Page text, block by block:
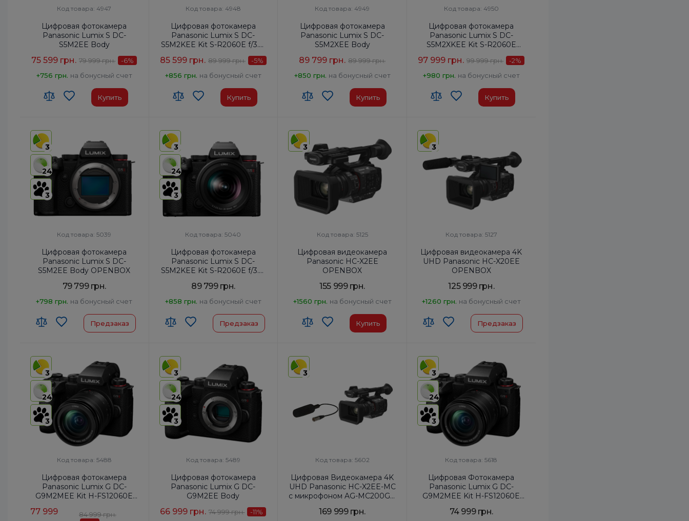
Код товара: 4947
Цифровая фотокамера
Panasonic Lumix S DC-
S5M2EE Body
75 599 грн. 79 999 грн. -6%
+756 грн. на бонусный счет
Купить
Код товара: 4948
Цифровая фотокамера
Panasonic Lumix S DC-
S5M2KEE Kit S-R2060E f/3.5-
85 599 грн. 89 999 грн. -5%
+856 грн. на бонусный счет
Купить
Код товара: 4949
Цифровая фотокамера
Panasonic Lumix S DC-
S5M2XEE Body
89 799 грн. 89 999 грн.
+850 грн. на бонусный счет
Купить
Код товара: 4950
Цифровая фотокамера
Panasonic Lumix S DC-
S5M2XKEE Kit S-R2060E
97 999 грн. 99 999 грн. -2%
+980 грн. на бонусный счет
Купить
3
24
3
Код товара: 5039
Цифровая фотокамера
Panasonic Lumix S DC-
S5M2EE Body OPENBOX
79 799 грн.
+798 грн. на бонусный счет
Предзаказ
3
24
3
Код товара: 5040
Цифровая фотокамера
Panasonic Lumix S DC-
S5M2KEE Kit S-R2060E f/3.5-
89 799 грн.
+858 грн. на бонусный счет
Предзаказ
3
Код товара: 5125
Цифровая видеокамера
Panasonic HC-X2EE
OPENBOX
155 999 грн.
+1560 грн. на бонусный счет
Купить
3
Код товара: 5127
Цифровая видеокамера 4K
UHD Panasonic HC-X20EE
OPENBOX
125 999 грн.
+1260 грн. на бонусный счет
Предзаказ
3
24
3
Код товара: 5488
Цифровая фотокамера
Panasonic Lumix G DC-
G9M2MEE Kit H-FS12060E
77 999
84 999 грн.
3
24
3
Код товара: 5489
Цифровая фотокамера
Panasonic Lumix G DC-
G9M2EE Body
66 999 грн. 74 999 грн. -11%
3
Код товара: 5602
Цифровая Видеокамера 4K
UHD Panasonic HC-X2EE-MC
с микрофоном AG-MC200G в
169 999 грн.
3
24
3
Код товара: 5618
Цифровая Фотокамера
Panasonic Lumix G DC-
G9M2MEE Kit H-FS12060E
74 999 грн.